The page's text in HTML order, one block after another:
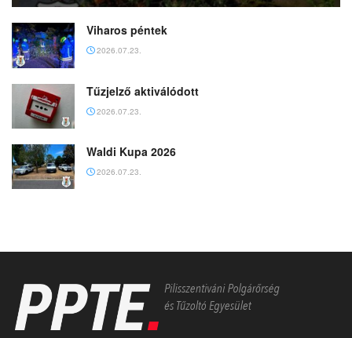
Viharos péntek
2026.07.23.
Tűzjelző aktiválódott
2026.07.23.
Waldi Kupa 2026
2026.07.23.